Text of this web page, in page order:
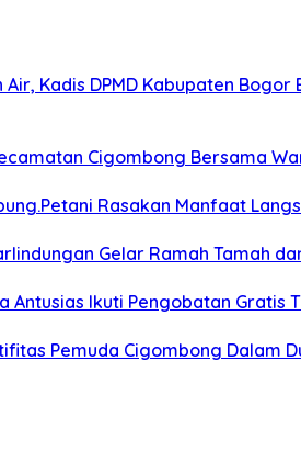
Kadis DPMD Kabupaten
Cigombong Bersama
Rasakan Manfaat
Gelar Ramah Tamah
Antusias Ikuti Pengobatan Gratis
Pemuda Cigombong Dalam